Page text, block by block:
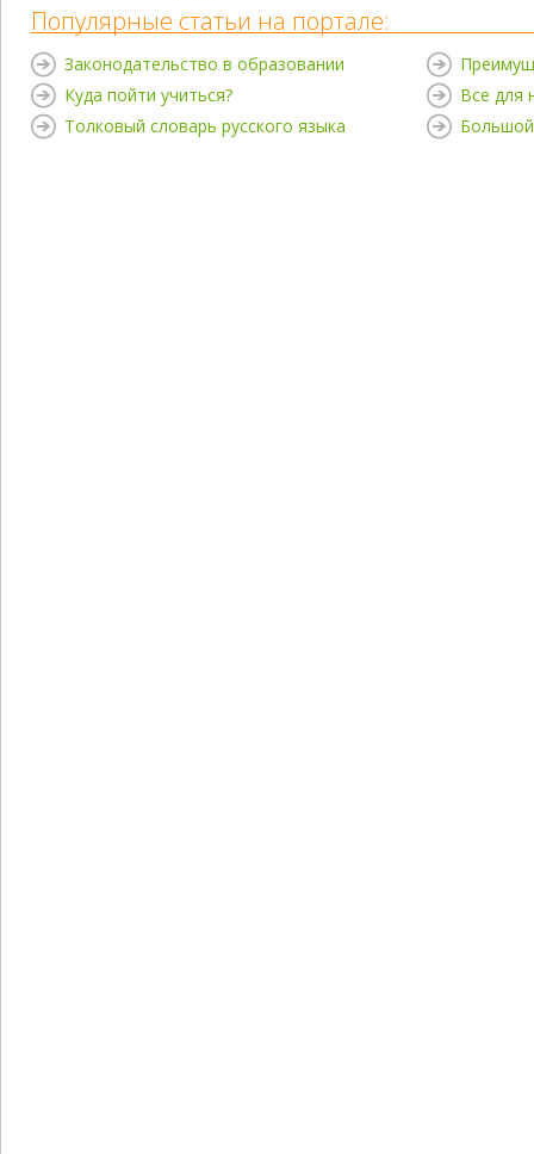
Популярные статьи на портале:
Законодательство в образовании
Куда пойти учиться?
Толковый словарь русского языка
Все для
Большой